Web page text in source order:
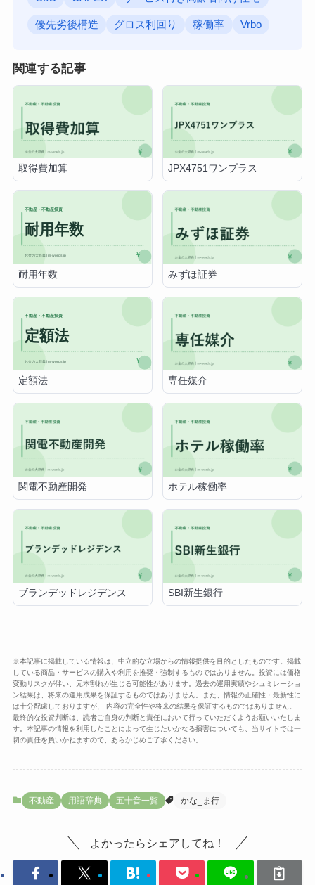
優先劣後構造 グロス利回り 稼働率 Vrbo
関連する記事
取得費加算 JPX4751ワンプラス
耐用年数 みずほ証券
定額法 専任媒介
関電不動産開発 ホテル稼働率
ブランデッドレジデンス SBI新生銀行
※本記事に掲載している情報は、中立的な立場からの情報提供を目的としたものです。掲載
している商品・サービスの購入や利用を推奨・強制するものではありません。投資には価格
変動リスクが伴い、元本割れが生じる可能性があります。過去の運用実績やシュミレーショ
ン結果は、将来の運用成果を保証するものではありません。また、情報の正確性・最新性に
は十分配慮しておりますが、 内容の完全性や将来の結果を保証するものではありません。
最終的な投資判断は、読者ご自身の判断と責任において行っていただくようお願いいたしま
す。本記事の情報を利用したことによって生じたいかなる損害についても、当サイトでは一
切の責任を負いかねますので、あらかじめご了承ください。
不動産 用語辞典 五十音一覧 かな_ま行
よかったらシェアしてね！